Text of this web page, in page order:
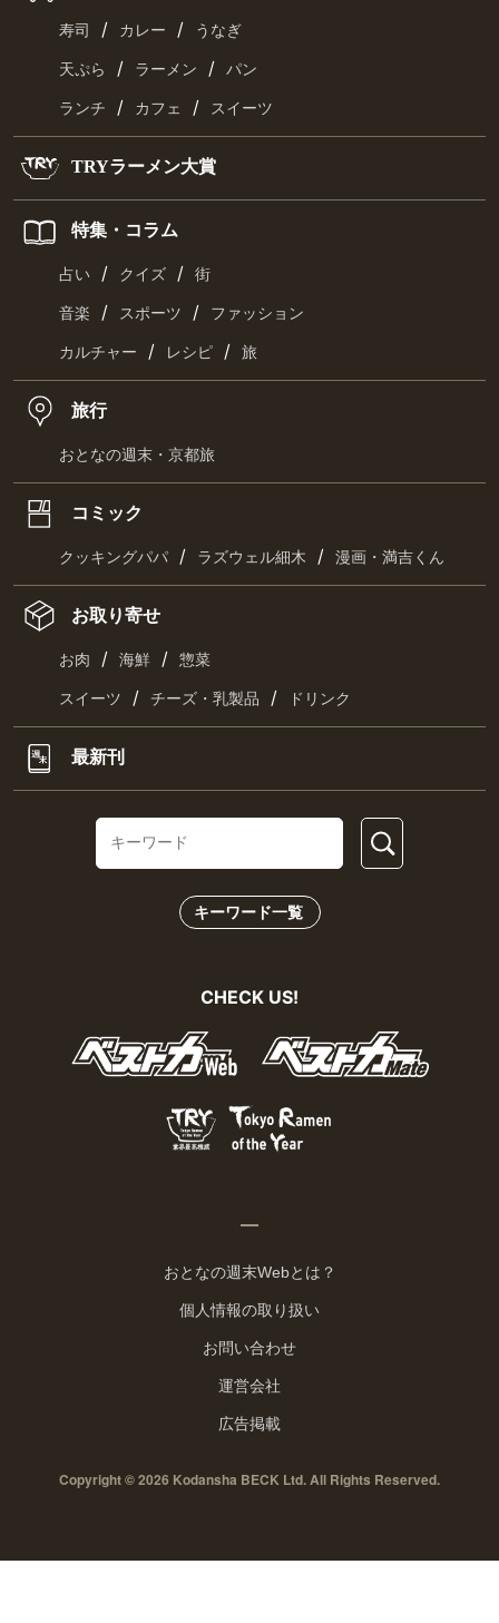
寿司 / カレー / うなぎ
天ぷら / ラーメン / パン
ランチ / カフェ / スイーツ
TRYラーメン大賞
特集・コラム
占い / クイズ / 街
音楽 / スポーツ / ファッション
カルチャー / レシピ / 旅
旅行
おとなの週末・京都旅
コミック
クッキングパパ / ラズウェル細木 / 漫画・満吉くん
お取り寄せ
お肉 / 海鮮 / 惣菜
スイーツ / チーズ・乳製品 / ドリンク
最新刊
キーワード一覧
CHECK US!
おとなの週末Webとは？
個人情報の取り扱い
お問い合わせ
運営会社
広告掲載
Copyright © 2026 Kodansha BECK Ltd. All Rights Reserved.